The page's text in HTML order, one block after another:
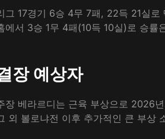
그 17경기 6승 4무 7패, 22득 21실로
에서 3승 1무 4패(10득 10실)로 승률
장 예상자
장 베라르디는 근육 부상으로 2026
외 볼로냐전 이후 추가적인 큰 부상